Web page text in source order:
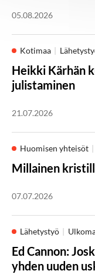
05.08.2026
Kotimaa
Heikki Kärhän
julistaminen
21.07.2026
Huomisen yhteisöt
Millainen
07.07.2026
Lähetystyö
Ed Cannon:
yhden uuden